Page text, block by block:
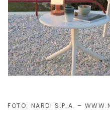
FOTO: NARDI S.P.A. –